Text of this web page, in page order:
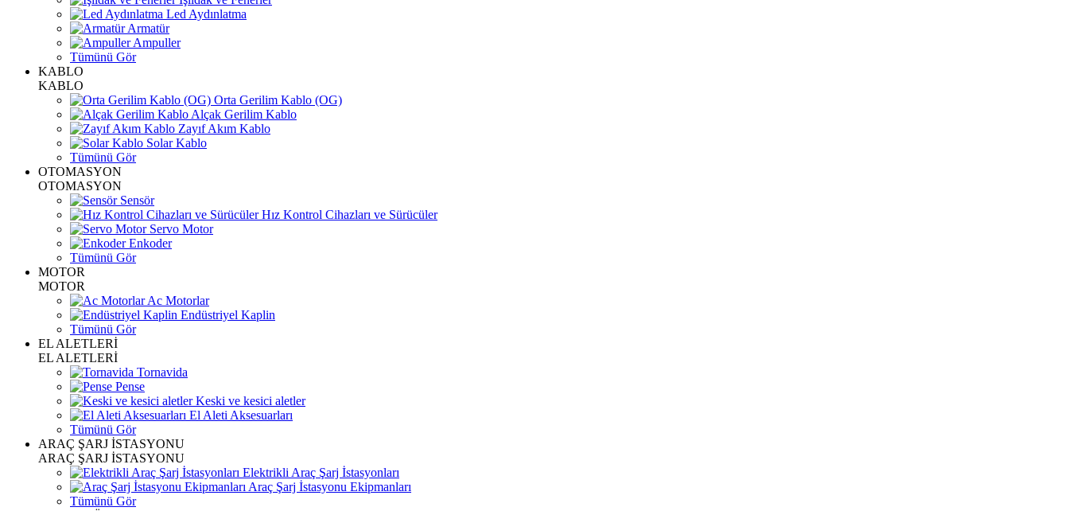
Led Aydınlatma
Armatür
Ampuller
Tümünü Gör
KABLO
KABLO
Orta Gerilim Kablo (OG)
Alçak Gerilim Kablo
Zayıf Akım Kablo
Solar Kablo
Tümünü Gör
OTOMASYON
OTOMASYON
Sensör
Hız Kontrol Cihazları ve Sürücüler
Servo Motor
Enkoder
Tümünü Gör
MOTOR
MOTOR
Ac Motorlar
Endüstriyel Kaplin
Tümünü Gör
EL ALETLERİ
EL ALETLERİ
Tornavida
Pense
Keski ve kesici aletler
El Aleti Aksesuarları
Tümünü Gör
ARAÇ ŞARJ İSTASYONU
ARAÇ ŞARJ İSTASYONU
Elektrikli Araç Şarj İstasyonları
Araç Şarj İstasyonu Ekipmanları
Tümünü Gör